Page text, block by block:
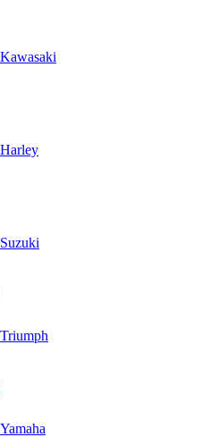
Kawasaki
Harley
Suzuki
Triumph
Yamaha